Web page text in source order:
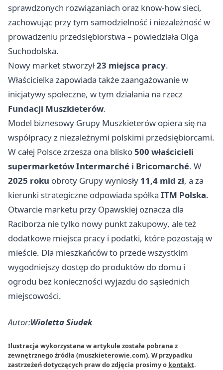
sprawdzonych rozwiązaniach oraz know-how sieci,
zachowując przy tym samodzielność i niezależność w
prowadzeniu przedsiębiorstwa – powiedziała Olga
Suchodolska.
Nowy market stworzył23 miejsca pracy.
Właścicielka zapowiada także zaangażowanie w
inicjatywy społeczne, w tym działania na rzecz
Fundacji Muszkieterów.
Model biznesowy Grupy Muszkieterów opiera się na
współpracy z niezależnymi polskimi przedsiębiorcami.
W całej Polsce zrzesza ona blisko500 właścicieli
supermarketów Intermarché i Bricomarché. W
2025 roku obroty Grupy wyniosły 11,4 mld zł, a za
kierunki strategiczne odpowiada spółka ITM Polska.
Otwarcie marketu przy Opawskiej oznacza dla
Raciborza nie tylko nowy punkt zakupowy, ale też
dodatkowe miejsca pracy i podatki, które pozostają w
mieście. Dla mieszkańców to przede wszystkim
wygodniejszy dostęp do produktów do domu i
ogrodu bez konieczności wyjazdu do sąsiednich
miejscowości.
Autor:Wioletta Siudek
Ilustracja wykorzystana w artykule została pobrana z
zewnętrznego źródła (muszkieterowie.com). W przypadku
zastrzeżeń dotyczących praw do zdjęcia prosimy o kontakt.